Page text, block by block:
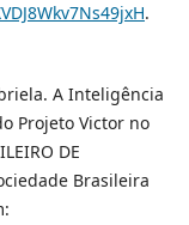
.
A Inteligência
Projeto Victor no
DE
Brasileira